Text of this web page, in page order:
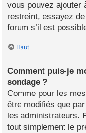
vous pouvez ajouter
restreint, essayez
forum s’il est
Haut
Comment puis-je
sondage ?
Comme pour les
être modifiés que
les administrateurs.
tout simplement le